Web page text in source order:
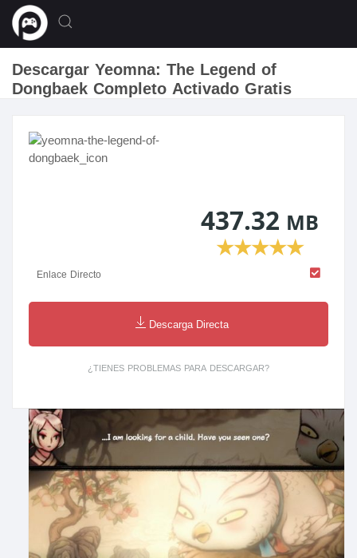
Descargar Yeomna: The Legend of
Dongbaek Completo Activado Gratis
437.32 MB
★★★★★
Enlace Directo
Descarga Directa
¿TIENES PROBLEMAS PARA DESCARGAR?